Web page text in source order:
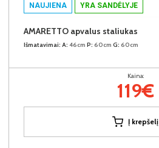
NAUJIENA YRA SANDĖLYJE
AMARETTO apvalus staliukas
Išmatavimai: A: 46cm P: 60cm G: 60cm
Kaina:
119€
Į krepšelį